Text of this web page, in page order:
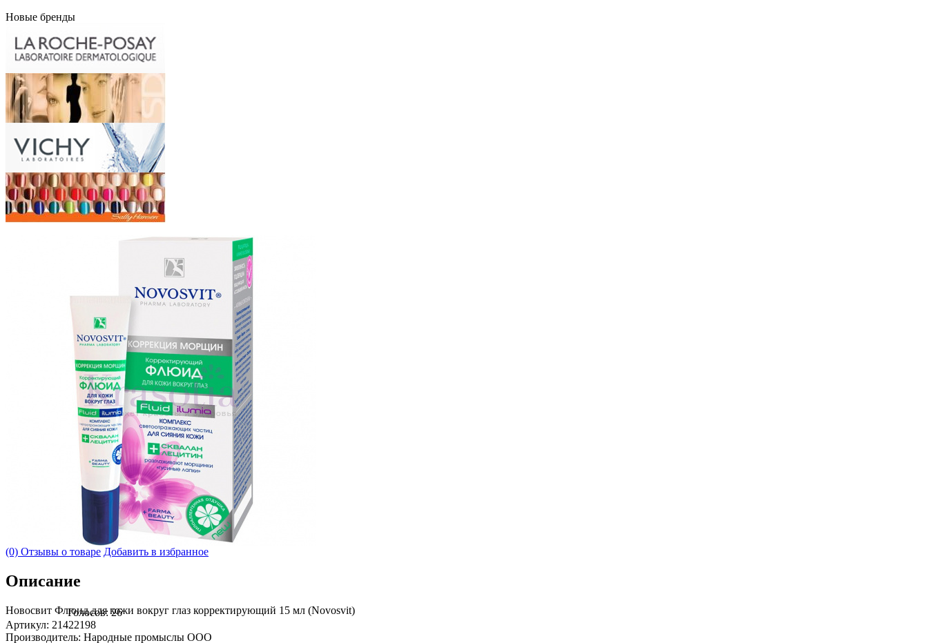
Новые бренды
(0) Отзывы о товаре Добавить в избранное
Описание
Новосвит Флюид для кожи вокруг глаз корректирующий 15 мл (Novosvit)
Голосов: 26
Артикул: 21422198
Производитель: Народные промыслы ООО